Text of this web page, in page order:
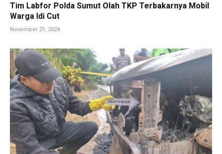
Tim Labfor Polda Sumut Olah TKP Terbakarnya Mobil
Warga Idi Cut
November 21, 2024